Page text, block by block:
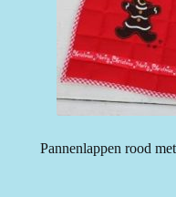
Pannenlappen rood